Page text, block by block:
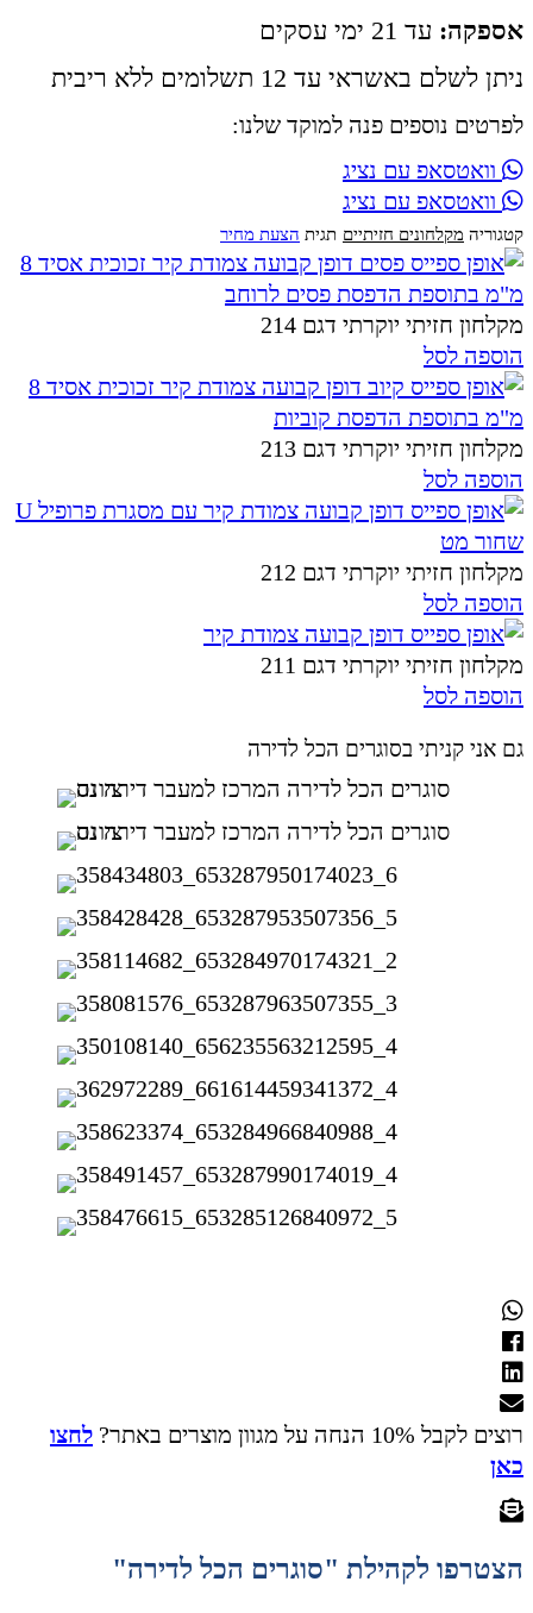
אספקה: עד 21 ימי עסקים
ניתן לשלם באשראי עד 12 תשלומים ללא ריבית
לפרטים נוספים פנה למוקד שלנו:
וואטסאפ עם נציג
וואטסאפ עם נציג
קטגוריה מקלחונים חזיתיים תגית הצעת מחיר
מקלחון חזיתי יוקרתי דגם 214
הוספה לסל
מקלחון חזיתי יוקרתי דגם 213
הוספה לסל
מקלחון חזיתי יוקרתי דגם 212
הוספה לסל
מקלחון חזיתי יוקרתי דגם 211
הוספה לסל
גם אני קניתי בסוגרים הכל לדירה
רוצים לקבל 10% הנחה על מגוון מוצרים באתר?
לחצו
כאן
הצטרפו לקהילת "סוגרים הכל לדירה"